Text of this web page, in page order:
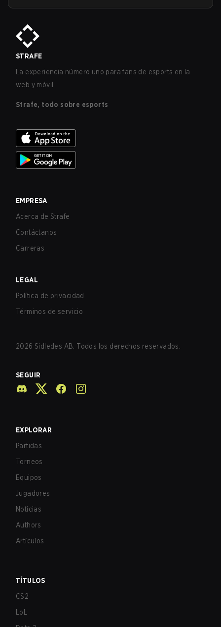
STRAFE
La experiencia número uno para fans de esports en la
web y móvil.
Strafe, todo sobre esports
EMPRESA
Acerca de Strafe
Contáctanos
Carreras
LEGAL
Política de privacidad
Términos de servicio
2026 Sidledes AB. Todos los derechos reservados.
SEGUIR
EXPLORAR
Partidas
Torneos
Equipos
Jugadores
Noticias
Authors
Artículos
TÍTULOS
CS2
LoL